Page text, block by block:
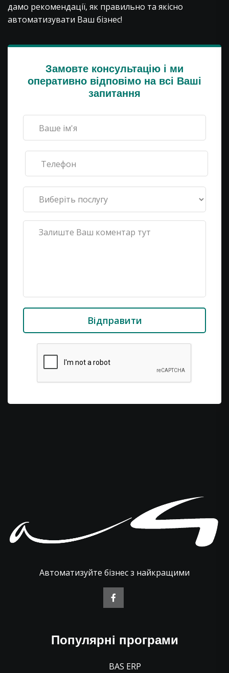
дамо рекомендації, як правильно та якісно
автоматизувати Ваш бізнес!
Замовте консультацію і ми
оперативно відповімо на всі Ваші
запитання
Автоматизуйте бізнес з найкращими
Популярні програми
BAS ERP